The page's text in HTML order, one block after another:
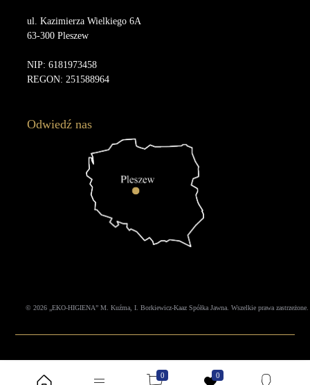
ul. Kazimierza Wielkiego 6A
63-300 Pleszew
NIP: 6181973458
REGON: 251588964
Odwiedź nas
© 2026 „EKO-HIGIENA” M. Kuźma, I. Borkiewicz-Kaaz Spółka Jawna. Wszelkie prawa
0 0